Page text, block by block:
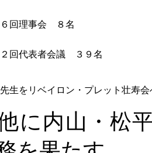
回理事会 ８名
回代表者会議 ３９名
生をリベイロン・プレット壮寿
内山・松平